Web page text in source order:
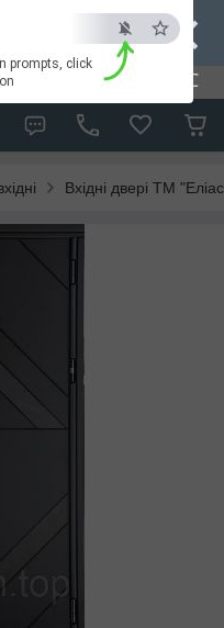
×
ESC
prompts, click
дім.
Вхідні двері ТМ